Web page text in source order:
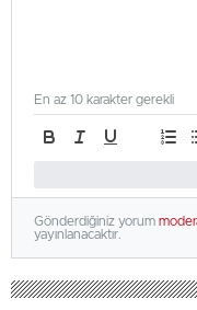
En az 10 karakter gerekli
Gönderdiğiniz yorum
yayınlanacaktır.